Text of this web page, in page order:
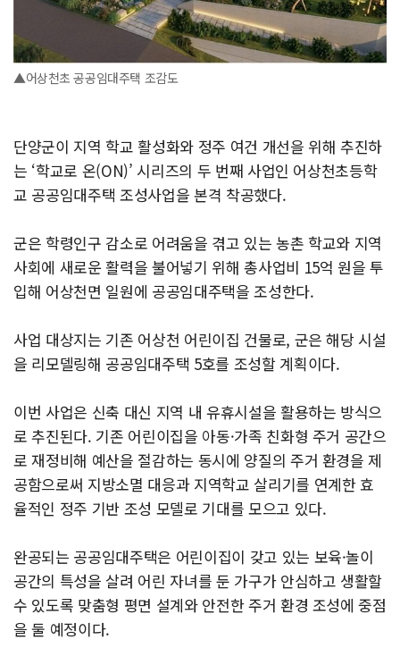
▲어상천초 공공임대주택 조감도
단양군이 지역 학교 활성화와 정주 여건 개선을 위해 추진하
는 ‘학교로 온(ON)’ 시리즈의 두 번째 사업인 어상천초등학
교 공공임대주택 조성사업을 본격 착공했다.
군은 학령인구 감소로 어려움을 겪고 있는 농촌 학교와 지역
사회에 새로운 활력을 불어넣기 위해 총사업비 15억 원을 투
입해 어상천면 일원에 공공임대주택을 조성한다.
사업 대상지는 기존 어상천 어린이집 건물로, 군은 해당 시설
을 리모델링해 공공임대주택 5호를 조성할 계획이다.
이번 사업은 신축 대신 지역 내 유휴시설을 활용하는 방식으
로 추진된다. 기존 어린이집을 아동·가족 친화형 주거 공간으
로 재정비해 예산을 절감하는 동시에 양질의 주거 환경을 제
공함으로써 지방소멸 대응과 지역학교 살리기를 연계한 효
율적인 정주 기반 조성 모델로 기대를 모으고 있다.
완공되는 공공임대주택은 어린이집이 갖고 있는 보육·놀이
공간의 특성을 살려 어린 자녀를 둔 가구가 안심하고 생활할
수 있도록 맞춤형 평면 설계와 안전한 주거 환경 조성에 중점
을 둘 예정이다.